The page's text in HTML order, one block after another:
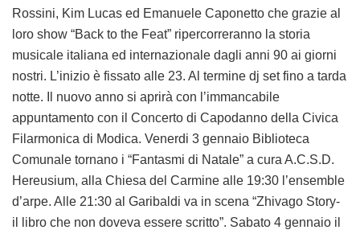
Rossini, Kim Lucas ed Emanuele Caponetto che grazie al
loro show “Back to the Feat” ripercorreranno la storia
musicale italiana ed internazionale dagli anni 90 ai giorni
nostri. L’inizio è fissato alle 23. Al termine dj set fino a tarda
notte. Il nuovo anno si aprirà con l’immancabile
appuntamento con il Concerto di Capodanno della Civica
Filarmonica di Modica. Venerdi 3 gennaio Biblioteca
Comunale tornano i “Fantasmi di Natale” a cura A.C.S.D.
Hereusium, alla Chiesa del Carmine alle 19:30 l’ensemble
d’arpe. Alle 21:30 al Garibaldi va in scena “Zhivago Story-
il libro che non doveva essere scritto”. Sabato 4 gennaio il